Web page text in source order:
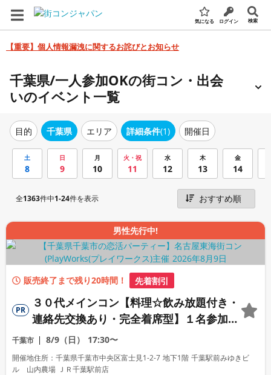
気になる ログイン 検索
【重要】個人情報漏洩に関するお詫びとお知らせ
千葉県/一人参加OKの街コン・出会
いのイベント一覧
目的 千葉県 エリア 詳細条件(1) 開催日
土
8
日
9
月
10
火・祝
11
水
12
木
13
金
14
全1363件中1-24件を表示
男性先行中!
販売終了まで残り20時間！ 先着割引
PR
３０代メインコン【料理☆飲み放題付き・
連絡先交換あり・完全着席型】１名参加多
数・初参加も大歓迎☆
千葉市 8/9（日） 17:30〜
開催地住所：千葉県千葉市中央区富士見1-2-7 地下1階 千葉駅前みゆきビ
ル 山内農場 ＪＲ千葉駅前店